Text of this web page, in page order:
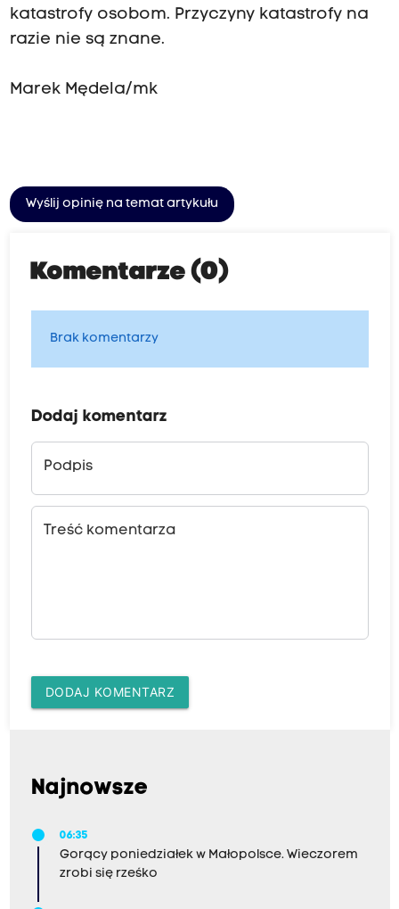
katastrofy osobom. Przyczyny katastrofy na
razie nie są znane.
Marek Mędela/mk
Wyślij opinię na temat artykułu
Komentarze (0)
Brak komentarzy
Dodaj komentarz
Podpis
Treść komentarza
DODAJ KOMENTARZ
Najnowsze
06:35
Gorący poniedziałek w Małopolsce. Wieczorem
zrobi się rześko